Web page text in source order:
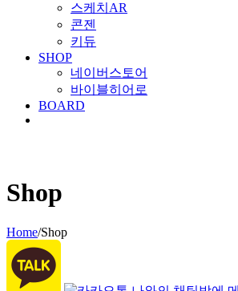
스케치AR
콘젠
키듀
SHOP
네이버스토어
바이블히어로
BOARD
Shop
Home/Shop